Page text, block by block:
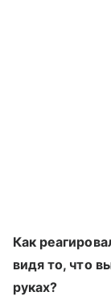
Как
видя то, что
руках?